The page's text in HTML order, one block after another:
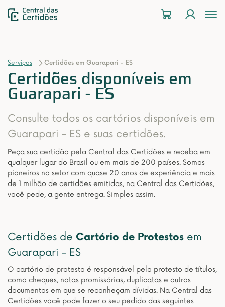
Serviços Certidões em Guarapari - ES
Certidões disponíveis em
Guarapari - ES
Consulte todos os cartórios disponíveis em
Guarapari - ES e suas certidões.
Peça sua certidão pela Central das Certidões e receba em
qualquer lugar do Brasil ou em mais de 200 países. Somos
pioneiros no setor com quase 20 anos de experiência e mais
de 1 milhão de certidões emitidas, na Central das Certidões,
você pede, a gente entrega. Simples assim.
Certidões de Cartório de Protestos em
Guarapari - ES
O cartório de protesto é responsável pelo protesto de títulos,
como cheques, notas promissórias, duplicatas e outros
documentos em que se reconheçam dívidas. Na Central das
Certidões você pode fazer o seu pedido das seguintes